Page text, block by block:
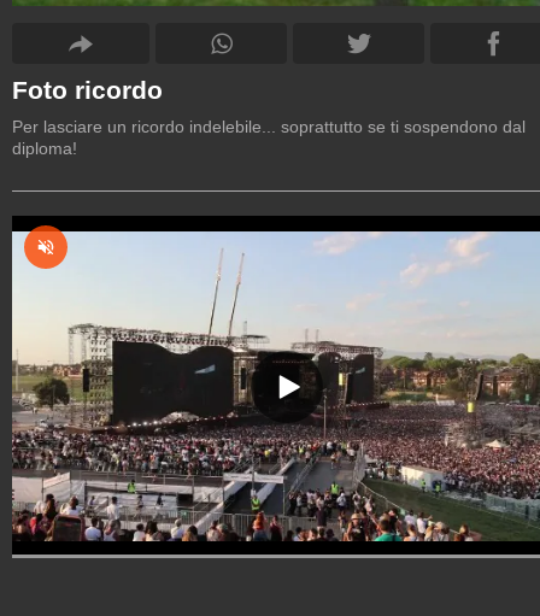
Foto ricordo
Per lasciare un ricordo indelebile... soprattutto se ti sospendono dal
diploma!